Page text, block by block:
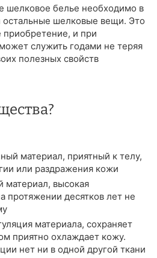
шелковое белье необходимо в
остальные шелковые вещи. Это
приобретение, и при
служить годами не теряя
полезных свойств
материал, приятный к телу,
или раздражения кожи
материал, высокая
протяжении десятков лет не
материала, сохраняет
приятно охлаждает кожу.
нет ни в одной другой ткани